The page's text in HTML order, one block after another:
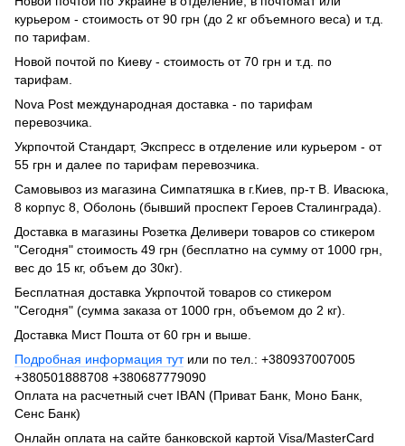
курьером - стоимость от 90 грн (до 2 кг объемного веса) и т.д.
по тарифам.
Новой почтой по Киеву - стоимость от 70 грн и т.д. по
тарифам.
Nova Post международная доставка - по тарифам
перевозчика.
Укрпочтой Стандарт, Экспресс в отделение или курьером - от
55 грн и далее по тарифам перевозчика.
Самовывоз из магазина Симпатяшка в г.Киев, пр-т В. Ивасюка,
8 корпус 8, Оболонь (бывший проспект Героев Сталинграда).
Доставка в магазины Розетка Деливери товаров со стикером
"Сегодня" стоимость 49 грн (бесплатно на сумму от 1000 грн,
вес до 15 кг, объем до 30кг).
Бесплатная доставка Укрпочтой товаров со стикером
"Сегодня" (сумма заказа от 1000 грн, объемом до 2 кг).
Доставка Мист Пошта от 60 грн и выше.
Подробная информация тутили по тел.: +380937007005
+380501888708 +380687779090
Оплата на расчетный счет IBAN (Приват Банк, Моно Банк,
Сенс Банк)
Онлайн оплата на сайте банковской картой Visa/MasterCard